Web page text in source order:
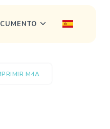
M4A